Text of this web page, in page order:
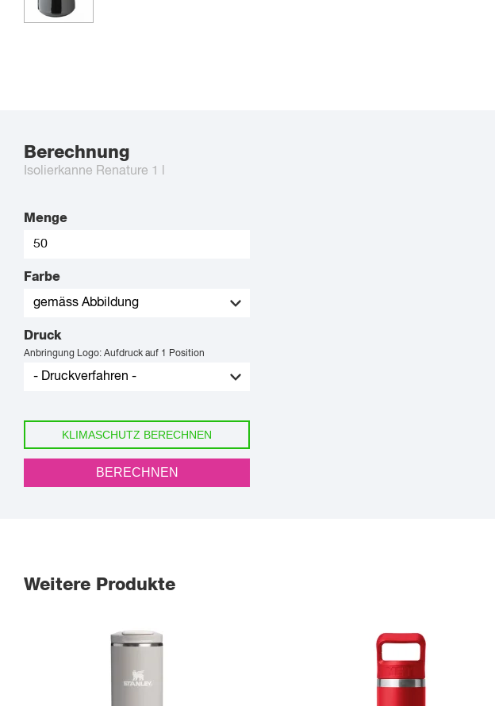
Berechnung
Isolierkanne Renature 1 l
Menge
Farbe
Druck
Anbringung Logo: Aufdruck auf 1 Position
KLIMASCHUTZ BERECHNEN
BERECHNEN
Weitere Produkte